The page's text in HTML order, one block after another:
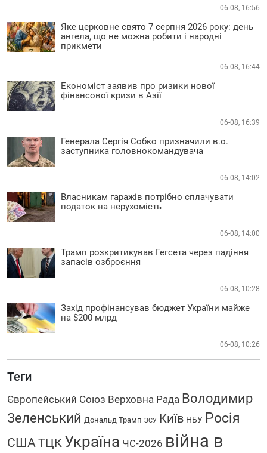
06-08, 16:56
Яке церковне свято 7 серпня 2026 року: день
ангела, що не можна робити і народні
прикмети
06-08, 16:44
Економіст заявив про ризики нової
фінансової кризи в Азії
06-08, 16:39
Генерала Сергія Собко призначили в.о.
заступника головнокомандувача
06-08, 14:02
Власникам гаражів потрібно сплачувати
податок на нерухомість
06-08, 14:00
Трамп розкритикував Гегсета через падіння
запасів озброєння
06-08, 10:28
Захід профінансував бюджет України майже
на $200 млрд
06-08, 10:26
Теги
Європейський Союз Верховна Рада Володимир
Зеленський Дональд Трамп ЗСУ Київ НБУ Росія
СШАТЦК Україна ЧС-2026 війна в